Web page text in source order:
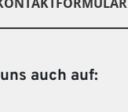
auch auf: